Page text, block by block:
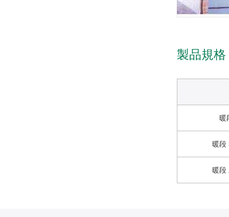
製品規格
暖
暖段
暖段